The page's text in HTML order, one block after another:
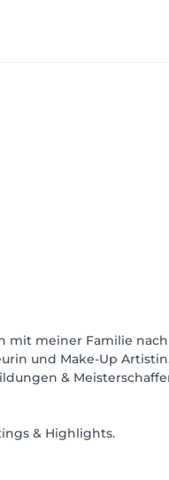
mit meiner Familie
und Make-Up
&
& Highlights.